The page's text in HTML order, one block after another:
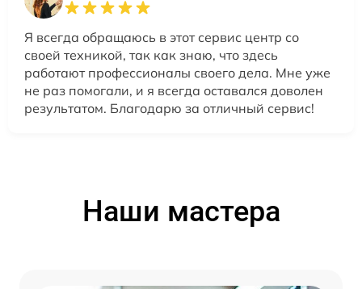
Я всегда обращаюсь в этот сервис центр со
своей техникой, так как знаю, что здесь
работают профессионалы своего дела. Мне уже
не раз помогали, и я всегда оставался доволен
результатом. Благодарю за отличный сервис!
Наши мастера